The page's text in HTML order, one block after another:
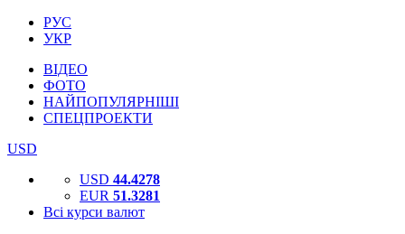
РУС
УКР
ВІДЕО
ФОТО
НАЙПОПУЛЯРНІШІ
СПЕЦПРОЕКТИ
USD
USD 44.4278
EUR 51.3281
Всі курси валют